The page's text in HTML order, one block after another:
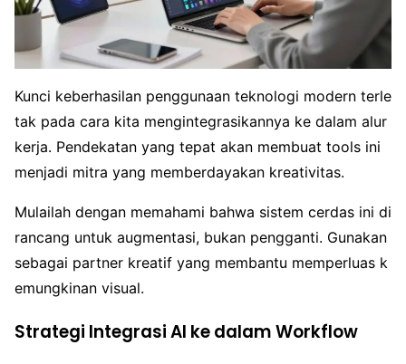
Kunci keberhasilan penggunaan teknologi modern terle
tak pada cara kita mengintegrasikannya ke dalam alur
kerja. Pendekatan yang tepat akan membuat tools ini
menjadi mitra yang memberdayakan kreativitas.
Mulailah dengan memahami bahwa sistem cerdas ini di
rancang untuk augmentasi, bukan pengganti. Gunakan
sebagai partner kreatif yang membantu memperluas k
emungkinan visual.
Strategi Integrasi AI ke dalam Workflow